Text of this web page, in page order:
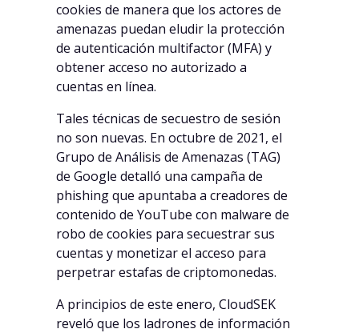
cookies de manera que los actores de
amenazas puedan eludir la protección
de autenticación multifactor (MFA) y
obtener acceso no autorizado a
cuentas en línea.
Tales técnicas de secuestro de sesión
no son nuevas. En octubre de 2021, el
Grupo de Análisis de Amenazas (TAG)
de Google detalló una campaña de
phishing que apuntaba a creadores de
contenido de YouTube con malware de
robo de cookies para secuestrar sus
cuentas y monetizar el acceso para
perpetrar estafas de criptomonedas.
A principios de este enero, CloudSEK
reveló que los ladrones de información